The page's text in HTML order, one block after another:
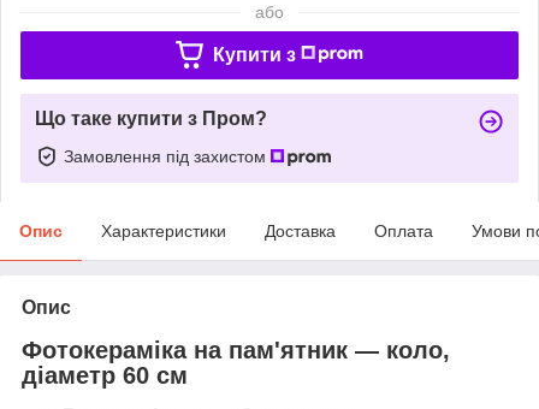
або
Купити з
Що таке купити з Пром?
Замовлення під захистом
Опис Характеристики Доставка Оплата Умови
Опис
Фотокераміка на пам'ятник — коло,
діаметр 60 см